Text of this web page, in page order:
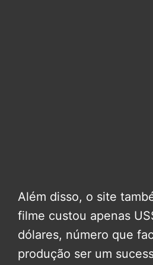
Além disso, o site
filme custou apenas
dólares, número que
produção ser um